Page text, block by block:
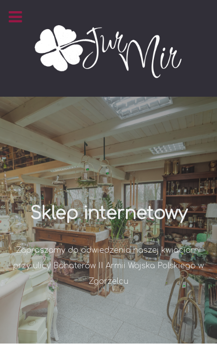
Sklep internetowy
Zapraszamy do odwiedzenia naszej kwiaciarni
przy ulicy Bohaterów II Armii Wojska Polskiego w
Zgorzelcu